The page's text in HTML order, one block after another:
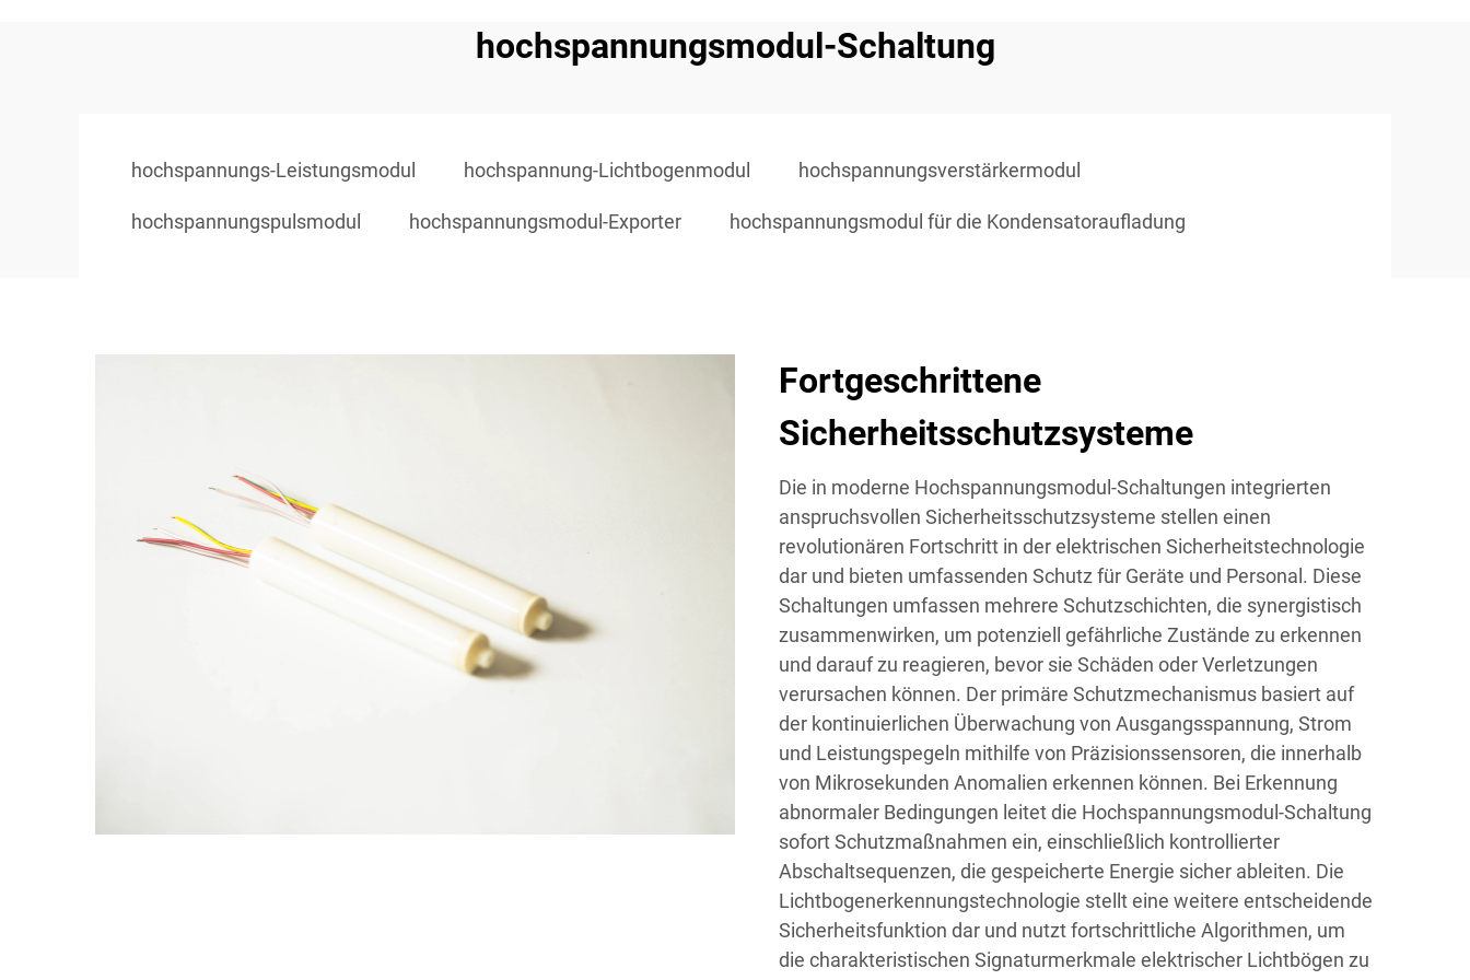
hochspannungsmodul-Schaltung
hochspannungs-Leistungsmodul hochspannung-Lichtbogenmodul hochspannungsverstärkermodul
hochspannungspulsmodul hochspannungsmodul-Exporter hochspannungsmodul für die Kondensatoraufladung
Fortgeschrittene
Sicherheitsschutzsysteme
Die in moderne Hochspannungsmodul-Schaltungen integrierten
anspruchsvollen Sicherheitsschutzsysteme stellen einen
revolutionären Fortschritt in der elektrischen Sicherheitstechnologie
dar und bieten umfassenden Schutz für Geräte und Personal. Diese
Schaltungen umfassen mehrere Schutzschichten, die synergistisch
zusammenwirken, um potenziell gefährliche Zustände zu erkennen
und darauf zu reagieren, bevor sie Schäden oder Verletzungen
verursachen können. Der primäre Schutzmechanismus basiert auf
der kontinuierlichen Überwachung von Ausgangsspannung, Strom
und Leistungspegeln mithilfe von Präzisionssensoren, die innerhalb
von Mikrosekunden Anomalien erkennen können. Bei Erkennung
abnormaler Bedingungen leitet die Hochspannungsmodul-Schaltung
sofort Schutzmaßnahmen ein, einschließlich kontrollierter
Abschaltsequenzen, die gespeicherte Energie sicher ableiten. Die
Lichtbogenerkennungstechnologie stellt eine weitere entscheidende
Sicherheitsfunktion dar und nutzt fortschrittliche Algorithmen, um
die charakteristischen Signaturmerkmale elektrischer Lichtbögen zu